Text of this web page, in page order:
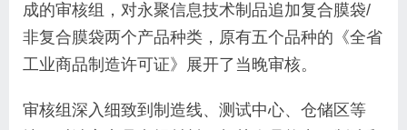
成的审核组，对永聚信息技术制品追加复合膜袋/
非复合膜袋两个产品种类，原有五个品种的《全省
工业商品制造许可证》展开了当晚审核。
审核组深入细致到制造线、测试中心、仓储区等